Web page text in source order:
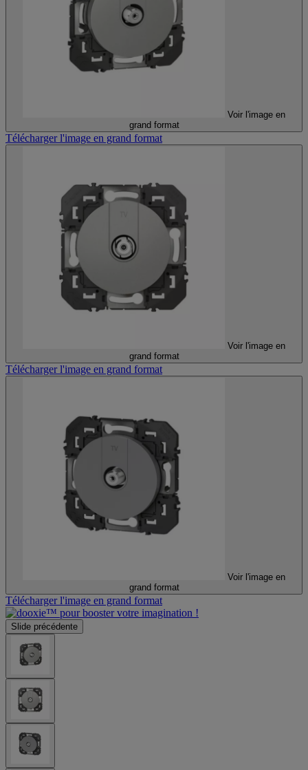
Voir l'image en
grand format
Télécharger l'image en grand format
Voir l'image en
grand format
Télécharger l'image en grand format
Voir l'image en
grand format
Télécharger l'image en grand format
Slide précédente